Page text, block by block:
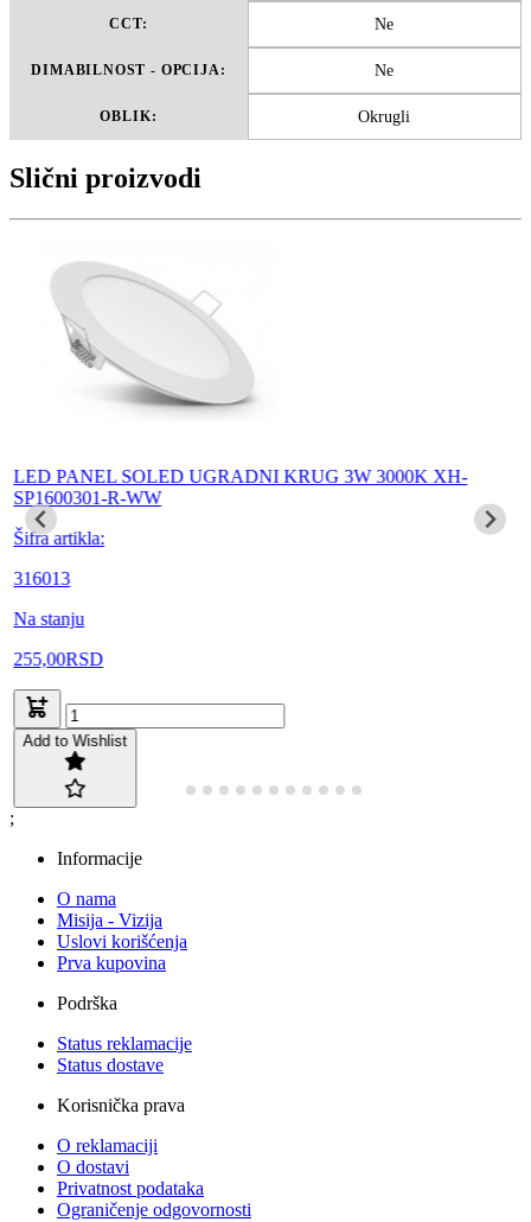
CCT: Ne
DIMABILNOST - OPCIJA: Ne
OBLIK: Okrugli
Slični proizvodi
LED PANEL SOLED UGRADNI KRUG 3W 3000K XH-
SP1600301-R-WW
Šifra artikla:
316013
Na stanju
255,00RSD
Add to Wishlist
;
Informacije
O nama
Misija - Vizija
Uslovi korišćenja
Prva kupovina
Podrška
Status reklamacije
Status dostave
Korisnička prava
O reklamaciji
O dostavi
Privatnost podataka
Ograničenje odgovornosti